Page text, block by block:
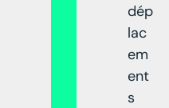
dép
lac
em
ent
s